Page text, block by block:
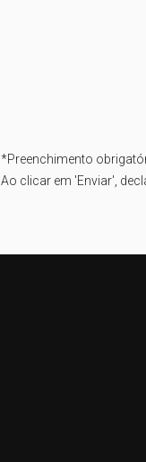
*Preenchimento
Ao clicar em 'Enviar',